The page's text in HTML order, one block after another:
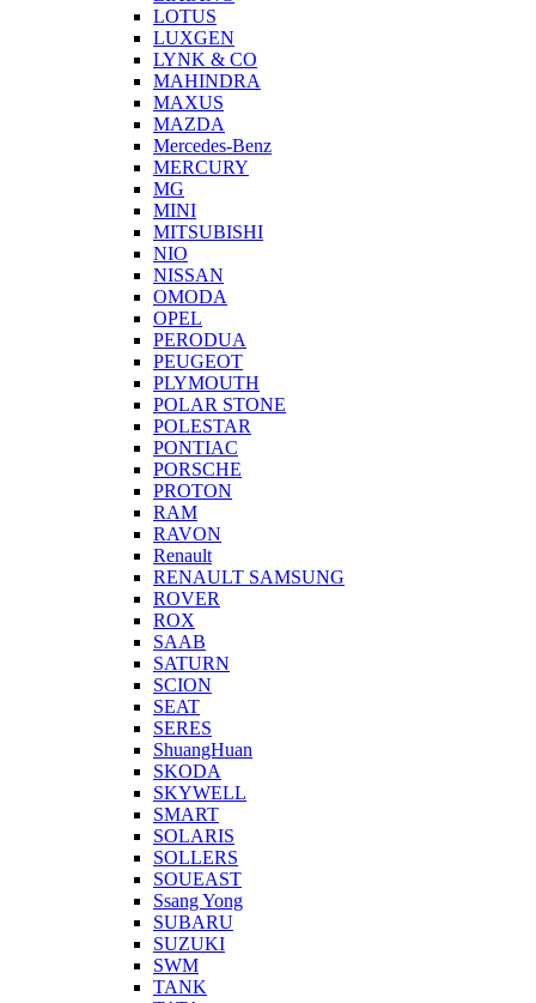
LOTUS
LUXGEN
LYNK & CO
MAHINDRA
MAXUS
MAZDA
Mercedes-Benz
MERCURY
MG
MINI
MITSUBISHI
NIO
NISSAN
OMODA
OPEL
PERODUA
PEUGEOT
PLYMOUTH
POLAR STONE
POLESTAR
PONTIAC
PORSCHE
PROTON
RAM
RAVON
Renault
RENAULT SAMSUNG
ROVER
ROX
SAAB
SATURN
SCION
SEAT
SERES
ShuangHuan
SKODA
SKYWELL
SMART
SOLARIS
SOLLERS
SOUEAST
Ssang Yong
SUBARU
SUZUKI
SWM
TANK